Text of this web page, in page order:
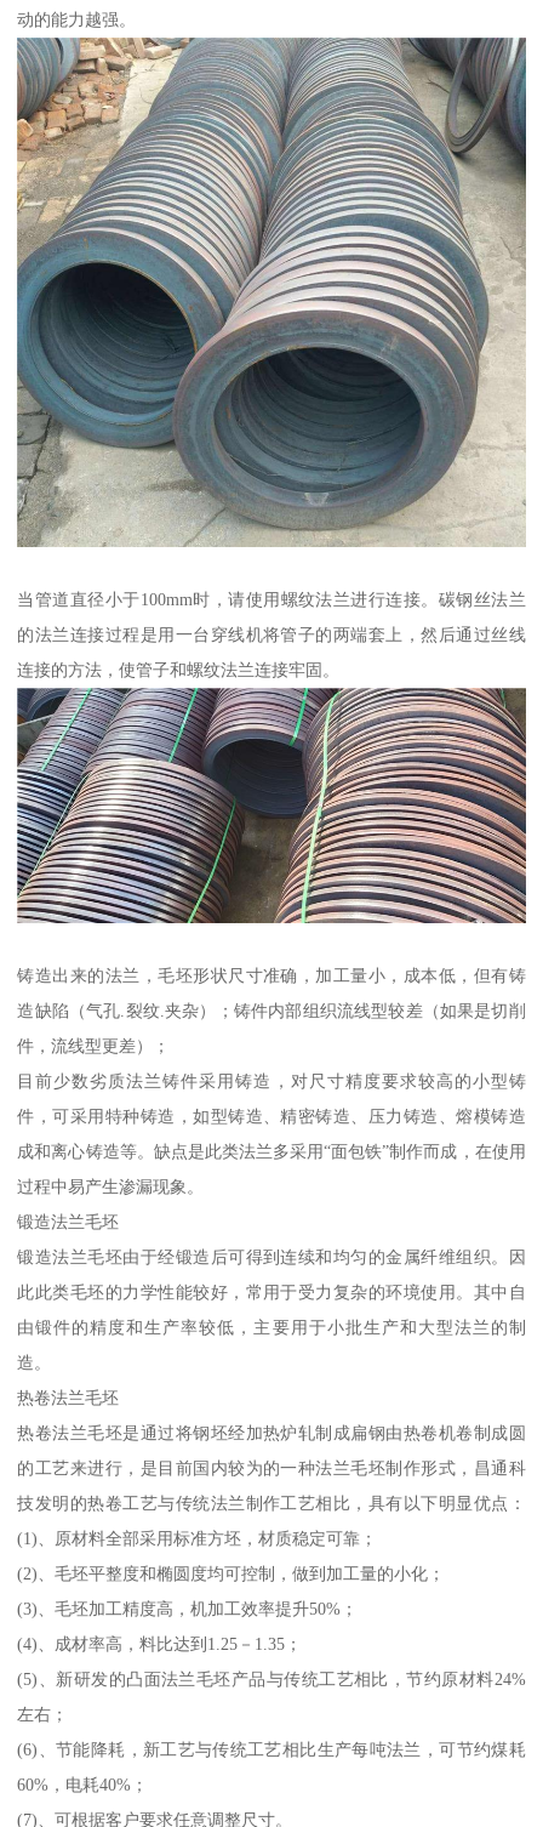
动的能力越强。
当管道直径小于100mm时，请使用螺纹法兰进行连接。碳钢丝法兰
的法兰连接过程是用一台穿线机将管子的两端套上，然后通过丝线
连接的方法，使管子和螺纹法兰连接牢固。
铸造出来的法兰，毛坯形状尺寸准确，加工量小，成本低，但有铸
造缺陷（气孔.裂纹.夹杂）；铸件内部组织流线型较差（如果是切削
件，流线型更差）；
目前少数劣质法兰铸件采用铸造，对尺寸精度要求较高的小型铸
件，可采用特种铸造，如型铸造、精密铸造、压力铸造、熔模铸造
成和离心铸造等。缺点是此类法兰多采用“面包铁”制作而成，在使用
过程中易产生渗漏现象。
锻造法兰毛坯
锻造法兰毛坯由于经锻造后可得到连续和均匀的金属纤维组织。因
此此类毛坯的力学性能较好，常用于受力复杂的环境使用。其中自
由锻件的精度和生产率较低，主要用于小批生产和大型法兰的制
造。
热卷法兰毛坯
热卷法兰毛坯是通过将钢坯经加热炉轧制成扁钢由热卷机卷制成圆
的工艺来进行，是目前国内较为的一种法兰毛坯制作形式，昌通科
技发明的热卷工艺与传统法兰制作工艺相比，具有以下明显优点：
(1)、原材料全部采用标准方坯，材质稳定可靠；
(2)、毛坯平整度和椭圆度均可控制，做到加工量的小化；
(3)、毛坯加工精度高，机加工效率提升50%；
(4)、成材率高，料比达到1.25－1.35；
(5)、新研发的凸面法兰毛坯产品与传统工艺相比，节约原材料24%
左右；
(6)、节能降耗，新工艺与传统工艺相比生产每吨法兰，可节约煤耗
60%，电耗40%；
(7)、可根据客户要求任意调整尺寸。